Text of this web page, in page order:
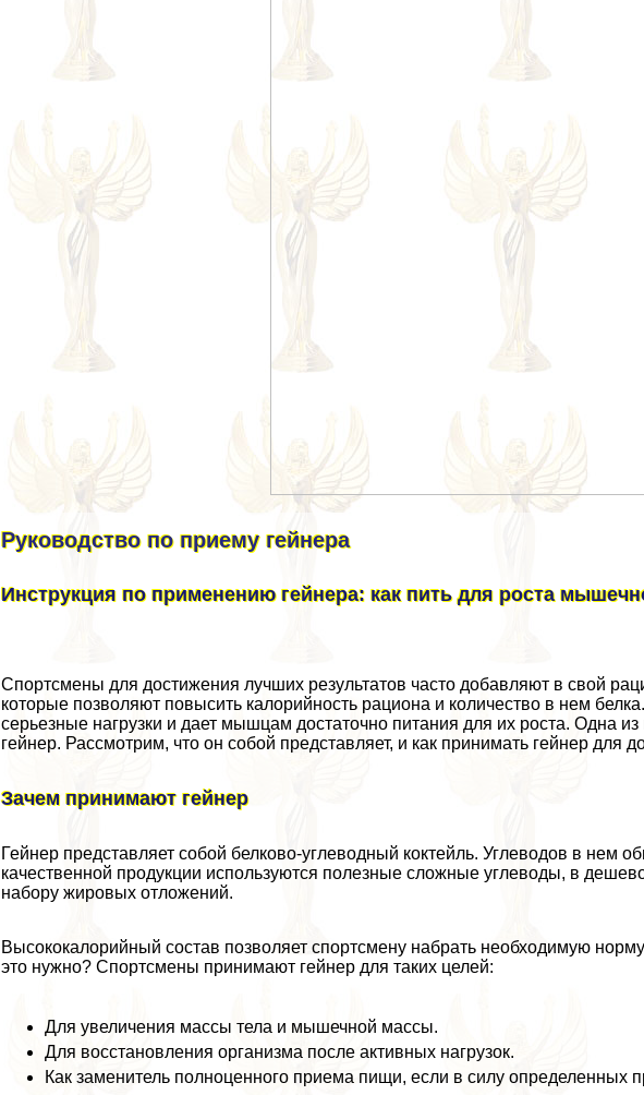
Руководство по приему гeйнера
Инструкция по применению гeйнера: как пить для роста
Спортсмены для достижения лучших результатов часто добавляют в свой
которые позволяют повысить калорийность рациона и количество в нем
серьезные нагрузки и дает мышцам достаточно питания для их роста. Одна
гeйнер. Рассмотрим, что он собой представляет, и как принимать гeйнер для
Зачем принимают гeйнер
Гейнер представляет собой белково-углеводный коктейль. Углеводов в нем
качественной продукции используются полезные сложные углеводы, в
набору жировых отложений.
Высококалорийный состав позволяет спортсмену набрать необходимую
это нужно? Спортсмены принимают гeйнер для таких целей:
Для увеличения массы тела и мышечной массы.
Для восстановления организма после активных нагрузок.
Как заменитель полноценного приема пищи, если в силу определенных